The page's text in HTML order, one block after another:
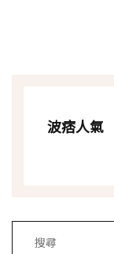
波痞人氣